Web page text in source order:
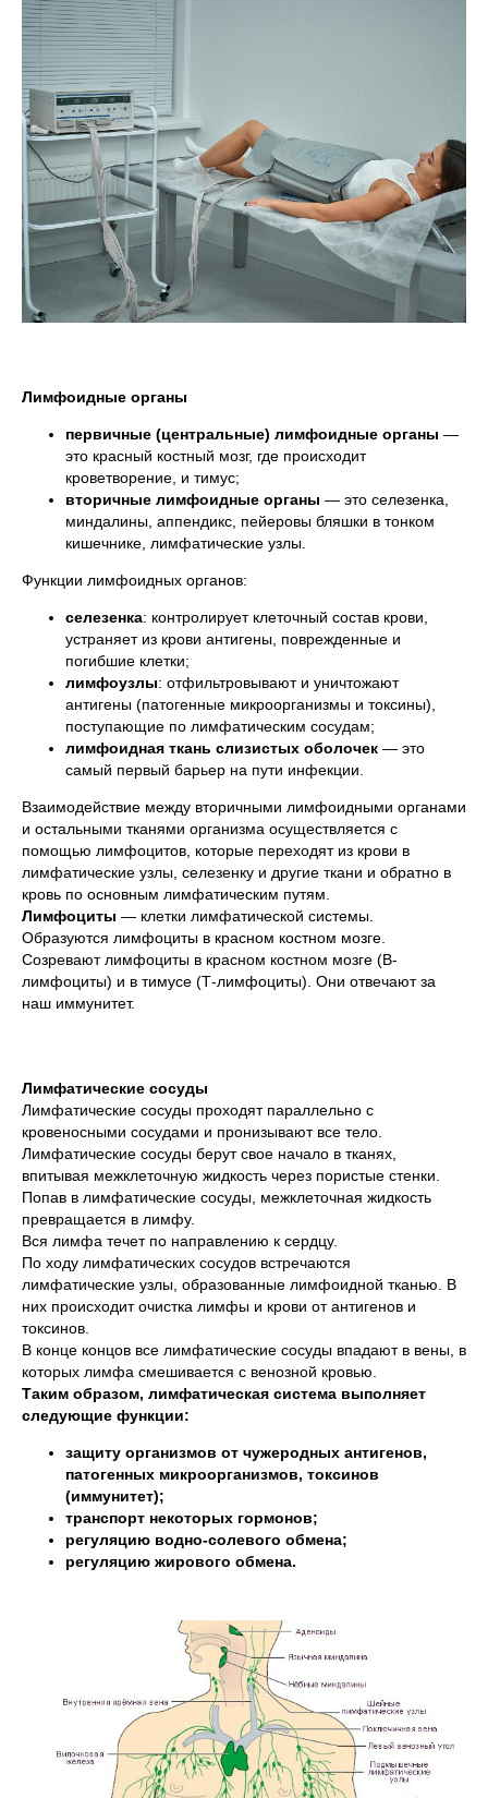
Лимфоидные органы
первичные (центральные) лимфоидные органы —
это красный костный мозг, где происходит
кроветворение, и тимус;
вторичные лимфоидные органы — это селезенка,
миндалины, аппендикс, пейеровы бляшки в тонком
кишечнике, лимфатические узлы.
Функции лимфоидных органов:
селезенка: контролирует клеточный состав крови,
устраняет из крови антигены, поврежденные и
погибшие клетки;
лимфоузлы: отфильтровывают и уничтожают
антигены (патогенные микроорганизмы и токсины),
поступающие по лимфатическим сосудам;
лимфоидная ткань слизистых оболочек — это
самый первый барьер на пути инфекции.
Взаимодействие между вторичными лимфоидными органами
и остальными тканями организма осуществляется с
помощью лимфоцитов, которые переходят из крови в
лимфатические узлы, селезенку и другие ткани и обратно в
кровь по основным лимфатическим путям.
Лимфоциты — клетки лимфатической системы.
Образуются лимфоциты в красном костном мозге.
Созревают лимфоциты в красном костном мозге (В-
лимфоциты) и в тимусе (Т-лимфоциты). Они отвечают за
наш иммунитет.
Лимфатические сосуды
Лимфатические сосуды проходят параллельно с
кровеносными сосудами и пронизывают все тело.
Лимфатические сосуды берут свое начало в тканях,
впитывая межклеточную жидкость через пористые стенки.
Попав в лимфатические сосуды, межклеточная жидкость
превращается в лимфу.
Вся лимфа течет по направлению к сердцу.
По ходу лимфатических сосудов встречаются
лимфатические узлы, образованные лимфоидной тканью. В
них происходит очистка лимфы и крови от антигенов и
токсинов.
В конце концов все лимфатические сосуды впадают в вены, в
которых лимфа смешивается с венозной кровью.
Таким образом, лимфатическая система выполняет
следующие функции:
защиту организмов от чужеродных антигенов,
патогенных микроорганизмов, токсинов
(иммунитет);
транспорт некоторых гормонов;
регуляцию водно-солевого обмена;
регуляцию жирового обмена.